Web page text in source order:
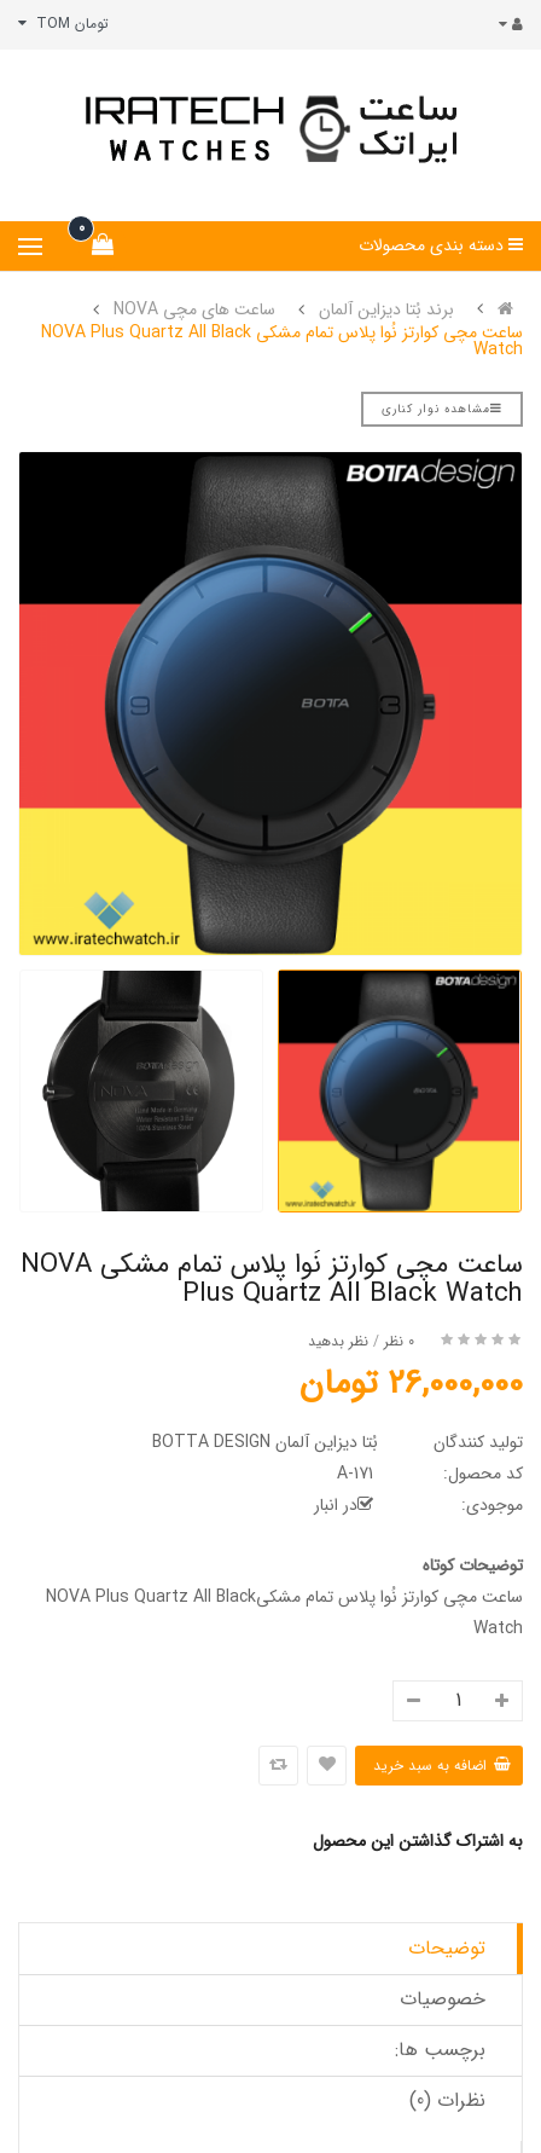
تومان TOM
0
دسته بندی محصولات
برند بُتا دیزاین آلمان
ساعت های مچی NOVA
ساعت مچی کوارتز نُوا پلاس تمام مشکی NOVA Plus Quartz All Black
Watch
مشاهده نوار کناری
ساعت مچی کوارتز نُوا پلاس تمام مشکی NOVA
Plus Quartz All Black Watch
0 نظر / نظر بدهید
26,000,000 تومان
تولید کنندگان
بُتا دیزاین آلمان BOTTA DESIGN
کد محصول:
موجودی:
در انبار
توضیحات کوتاه
ساعت مچی کوارتز نُوا پلاس تمام مشکیNOVA Plus Quartz All Black
Watch
به اشتراک گذاشتن این محصول
توضیحات
خصوصیات
برچسب ها:
نظرات (0)